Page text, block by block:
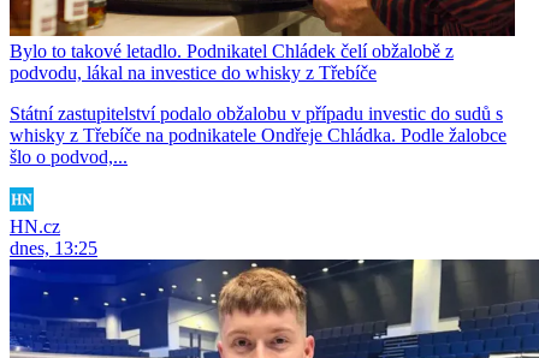
Bylo to takové letadlo. Podnikatel Chládek čelí obžalobě z
podvodu, lákal na investice do whisky z Třebíče
Státní zastupitelství podalo obžalobu v případu investic do sudů s
whisky z Třebíče na podnikatele Ondřeje Chládka. Podle žalobce
šlo o podvod,...
HN.cz
dnes, 13:25